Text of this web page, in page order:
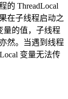
的 ThreadLocal
在子线程启动之
量的值，子线程
然。当遇到线程
变量无法传